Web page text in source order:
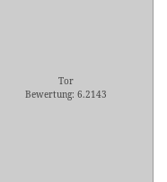
Tor
Bewertung: 6.2143